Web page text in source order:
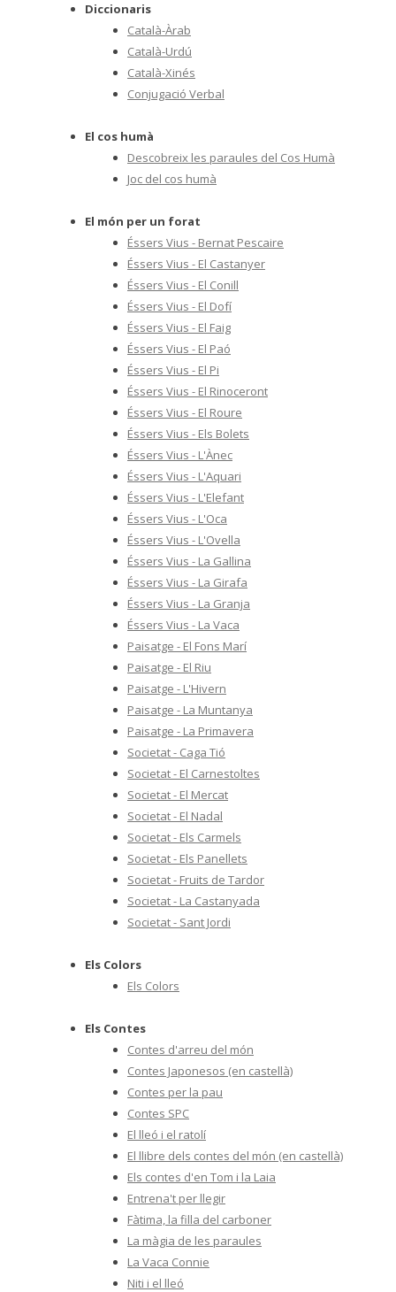
Diccionaris
Català-Àrab
Català-Urdú
Català-Xinés
Conjugació Verbal
El cos humà
Descobreix les paraules del Cos Humà
Joc del cos humà
El món per un forat
Éssers Vius - Bernat Pescaire
Éssers Vius - El Castanyer
Éssers Vius - El Conill
Éssers Vius - El Dofí
Éssers Vius - El Faig
Éssers Vius - El Paó
Éssers Vius - El Pi
Éssers Vius - El Rinoceront
Éssers Vius - El Roure
Éssers Vius - Els Bolets
Éssers Vius - L'Ànec
Éssers Vius - L'Aquari
Éssers Vius - L'Elefant
Éssers Vius - L'Oca
Éssers Vius - L'Ovella
Éssers Vius - La Gallina
Éssers Vius - La Girafa
Éssers Vius - La Granja
Éssers Vius - La Vaca
Paisatge - El Fons Marí
Paisatge - El Riu
Paisatge - L'Hivern
Paisatge - La Muntanya
Paisatge - La Primavera
Societat - Caga Tió
Societat - El Carnestoltes
Societat - El Mercat
Societat - El Nadal
Societat - Els Carmels
Societat - Els Panellets
Societat - Fruits de Tardor
Societat - La Castanyada
Societat - Sant Jordi
Els Colors
Els Colors
Els Contes
Contes d'arreu del món
Contes Japonesos (en castellà)
Contes per la pau
Contes SPC
El lleó i el ratolí
El llibre dels contes del món (en castellà)
Els contes d'en Tom i la Laia
Entrena't per llegir
Fàtima, la filla del carboner
La màgia de les paraules
La Vaca Connie
Niti i el lleó